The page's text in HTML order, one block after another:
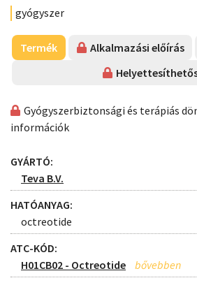
gyógyszer
Termék Alkalmazási előírás
Gyógyszerbiztonsági és terápiás
információk
GYÁRTÓ:
Teva B.V.
HATÓANYAG:
octreotide
ATC-KÓD:
H01CB02 - Octreotide